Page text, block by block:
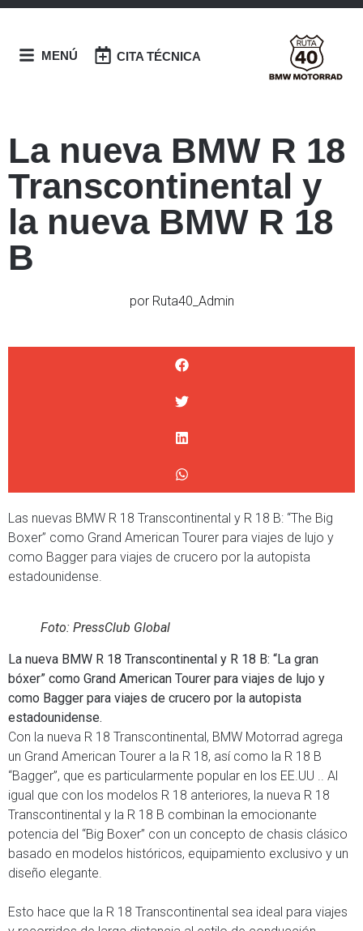
MENÚ CITA TÉCNICA
La nueva BMW R 18
Transcontinental y
la nueva BMW R 18
B
porRuta40_Admin
Las nuevas BMW R 18 Transcontinental y R 18 B: “The Big
Boxer” como Grand American Tourer para viajes de lujo y
como Bagger para viajes de crucero por la autopista
estadounidense.
Foto: PressClub Global
La nueva BMW R 18 Transcontinental y R 18 B: “La gran
bóxer” como Grand American Tourer para viajes de lujo y
como Bagger para viajes de crucero por la autopista
estadounidense.
Con la nueva R 18 Transcontinental, BMW Motorrad agrega
un Grand American Tourer a la R 18, así como la R 18 B
“Bagger”, que es particularmente popular en los EE.UU .. Al
igual que con los modelos R 18 anteriores, la nueva R 18
Transcontinental y la R 18 B combinan la emocionante
potencia del “Big Boxer” con un concepto de chasis clásico
basado en modelos históricos, equipamiento exclusivo y un
diseño elegante.
Esto hace que la R 18 Transcontinental sea ideal para viajes